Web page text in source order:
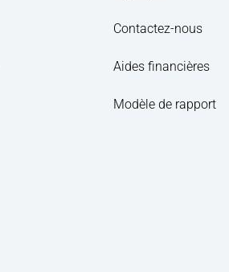
Contactez-nous
Aides financières
Modèle de rapport